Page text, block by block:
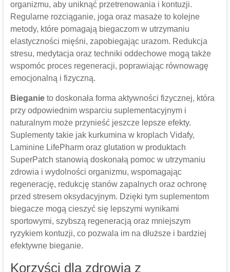
organizmu, aby uniknąć przetrenowania i kontuzji.
Regularne rozciąganie, joga oraz masaże to kolejne
metody, które pomagają biegaczom w utrzymaniu
elastyczności mięśni, zapobiegając urazom. Redukcja
stresu, medytacja oraz techniki oddechowe mogą także
wspomóc proces regeneracji, poprawiając równowagę
emocjonalną i fizyczną.
Bieganieto doskonała forma aktywności fizycznej, która
przy odpowiednim wsparciu suplementacyjnym i
naturalnym może przynieść jeszcze lepsze efekty.
Suplementy takie jak kurkumina w kroplach Vidafy,
Laminine LifePharm oraz glutation w produktach
SuperPatch stanowią doskonałą pomoc w utrzymaniu
zdrowia i wydolności organizmu, wspomagając
regenerację, redukcję stanów zapalnych oraz ochronę
przed stresem oksydacyjnym. Dzięki tym suplementom
biegacze mogą cieszyć się lepszymi wynikami
sportowymi, szybszą regeneracją oraz mniejszym
ryzykiem kontuzji, co pozwala im na dłuższe i bardziej
efektywne bieganie.
Korzyści dla zdrowia z